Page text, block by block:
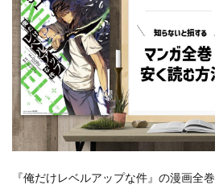
『俺だけレベルアップな件』の漫画全